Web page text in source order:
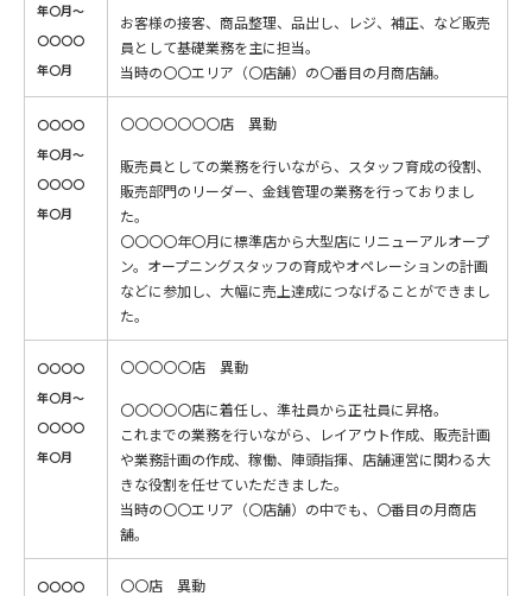
年〇月〜
〇〇〇〇
年〇月
お客様の接客、商品整理、品出し、レジ、補正、など販売
員として基礎業務を主に担当。
当時の〇〇エリア（〇店舗）の〇番目の月商店舗。
〇〇〇〇
年〇月〜
〇〇〇〇
年〇月
〇〇〇〇〇〇〇店 異動
販売員としての業務を行いながら、スタッフ育成の役割、
販売部門のリーダー、金銭管理の業務を行っておりまし
た。
〇〇〇〇年〇月に標準店から大型店にリニューアルオープ
ン。オープニングスタッフの育成やオペレーションの計画
などに参加し、大幅に売上達成につなげることができまし
た。
〇〇〇〇
年〇月〜
〇〇〇〇
年〇月
〇〇〇〇〇店 異動
〇〇〇〇〇店に着任し、準社員から正社員に昇格。
これまでの業務を行いながら、レイアウト作成、販売計画
や業務計画の作成、稼働、陣頭指揮、店舗運営に関わる大
きな役割を任せていただきました。
当時の〇〇エリア（〇店舗）の中でも、〇番目の月商店
舗。
〇〇〇〇
〇〇店 異動